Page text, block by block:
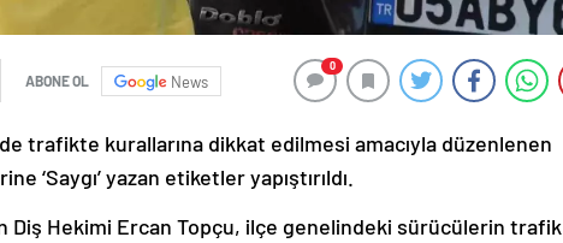
ABONE OL News
0
trafikte kurallarına dikkat edilmesi amacıyla düzenlenen
‘Saygı’ yazan etiketler yapıştırıldı.
Diş Hekimi Ercan Topçu, ilçe genelindeki sürücülerin trafik